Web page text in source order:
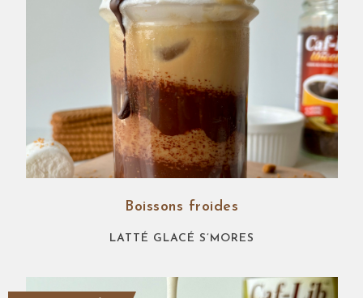
Boissons froides
LATTÉ GLACÉ S’MORES